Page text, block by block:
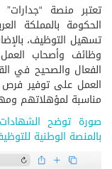
تعتبر منصة
الحكومة بالمملكة
تسهيل التوظيف،
وظائف وأصحاب
الفعال والصحيح في
العمل على توفير
مناسبة لمؤهلاتهم
صورة توضح الشهادات
بالمنصة الوطنية